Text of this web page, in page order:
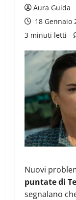
Aura Guida
18 Gennaio
3 minuti letti
Nuovi
puntate di
segnalano